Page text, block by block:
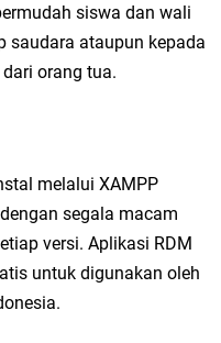
siswa dan wali
saudara ataupun kepada
orang tua.
melalui XAMPP
segala macam
versi. Aplikasi RDM
untuk digunakan oleh